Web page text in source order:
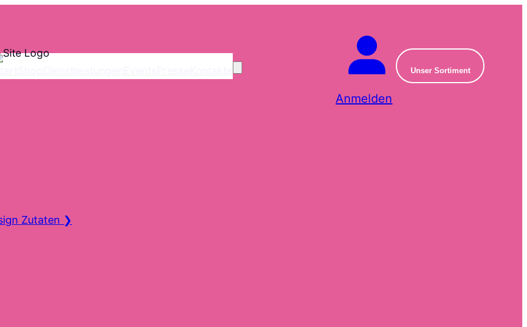
Anmelden
Unser Sortiment
Zutaten ❯